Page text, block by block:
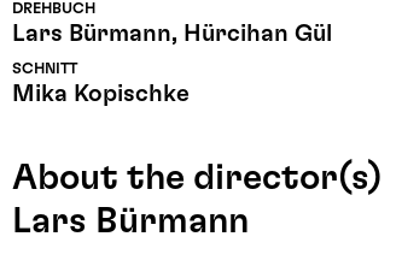
DREHBUCH
Lars Bürmann, Hürcihan Gül
SCHNITT
Mika Kopischke
About the director(s)
Lars Bürmann